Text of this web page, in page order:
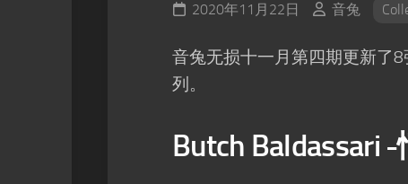
2020年11月22日 音兔
音兔无损十一月第四期更新了
列。
Butch Baldassari